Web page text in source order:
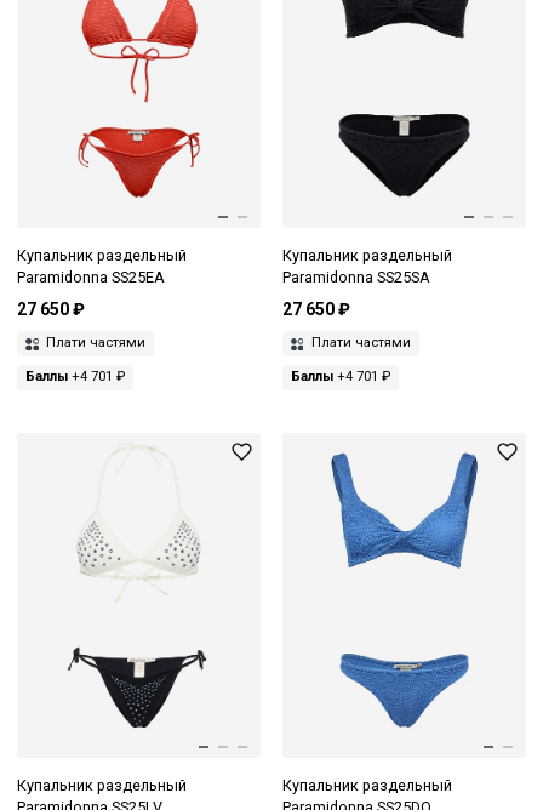
Купальник раздельный
Paramidonna SS25EA
27 650 ₽
Плати частями
Баллы +4 701 ₽
Купальник раздельный
Paramidonna SS25SA
27 650 ₽
Плати частями
Баллы+4 701 ₽
Купальник раздельный
Купальник раздельный